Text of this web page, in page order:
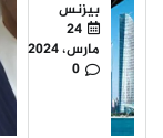
بيزنس
24
مارس، 2024
0